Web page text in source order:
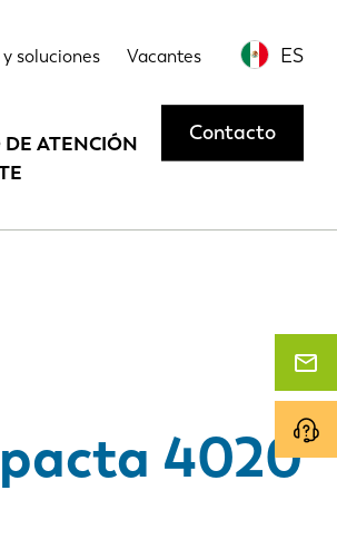
soluciones Vacantes ES
DE ATENCIÓN
Contacto
4020
o solicite una demostración